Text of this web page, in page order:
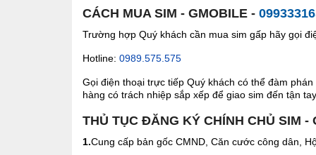
CÁCH MUA SIM - GMOBILE -
Trường hợp Quý khách cần mua sim gấp hãy gọi
Hotline: 0989.575.575
Gọi điện thoại trực tiếp Quý khách có thể đàm
hàng có trách nhiệp sắp xếp để giao sim đến tận
THỦ TỤC ĐĂNG KÝ CHÍNH CHỦ SIM -
1.Cung cấp bản gốc CMND, Căn cước công dân,